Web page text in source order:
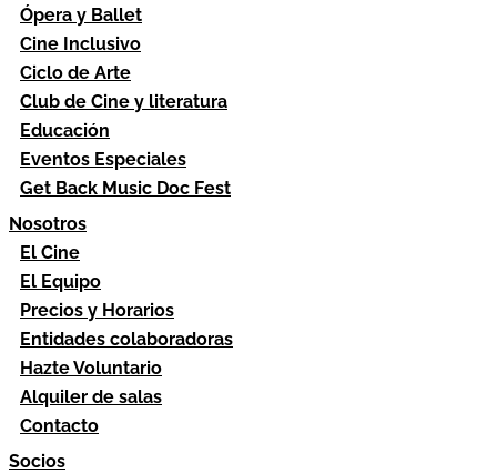
Ópera y Ballet
Cine Inclusivo
Ciclo de Arte
Club de Cine y literatura
Educación
Eventos Especiales
Get Back Music Doc Fest
Nosotros
El Cine
El Equipo
Precios y Horarios
Entidades colaboradoras
Hazte Voluntario
Alquiler de salas
Contacto
Socios